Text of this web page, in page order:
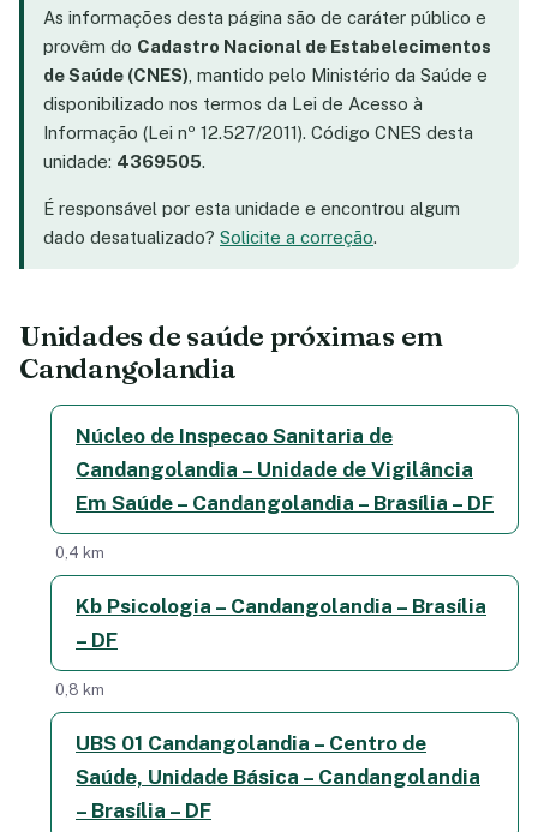
As informações desta página são de caráter público e
provêm do Cadastro Nacional de Estabelecimentos
de Saúde (CNES) , mantido pelo Ministério da Saúde e
disponibilizado nos termos da Lei de Acesso à
Informação (Lei nº 12.527/2011). Código CNES desta
unidade: 4369505.
É responsável por esta unidade e encontrou algum
dado desatualizado? Solicite a correção.
Unidades de saúde próximas em
Candangolandia
Núcleo de Inspecao Sanitaria de
Candangolandia – Unidade de Vigilância
Em Saúde – Candangolandia – Brasília – DF
0,4 km
Kb Psicologia – Candangolandia – Brasília
– DF
0,8 km
UBS 01 Candangolandia – Centro de
Saúde, Unidade Básica – Candangolandia
– Brasília – DF